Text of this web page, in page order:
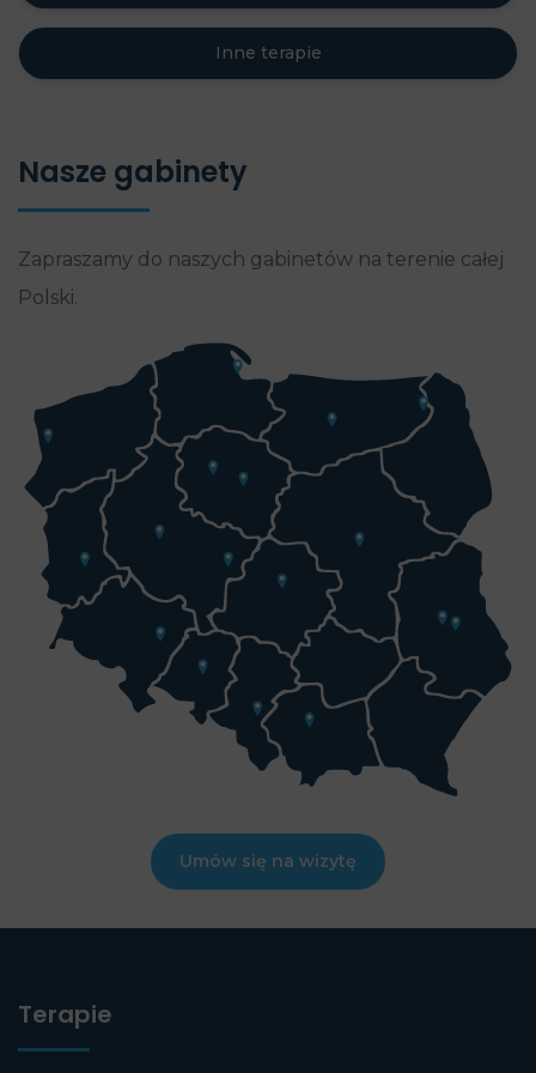
Inne terapie
Nasze gabinety
Zapraszamy do naszych gabinetów na terenie całej
Polski.
Umów się na wizytę
Terapie